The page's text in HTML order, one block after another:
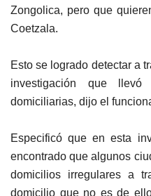
Zongolica, pero que
Coetzala.
Esto se logrado detectar a
investigación que
domiciliarias, dijo el
Especificó que en esta
encontrado que algunos
domicilios irregulares a
domicilio que no es de